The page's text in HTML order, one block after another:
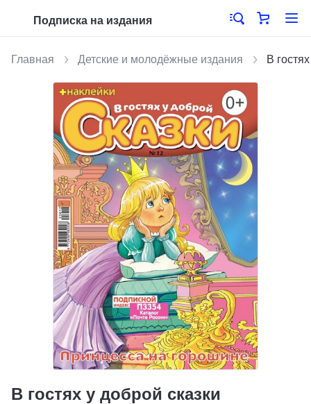
Подписка на издания
Главная Детские и молодёжные издания В
В гостях у доброй сказки